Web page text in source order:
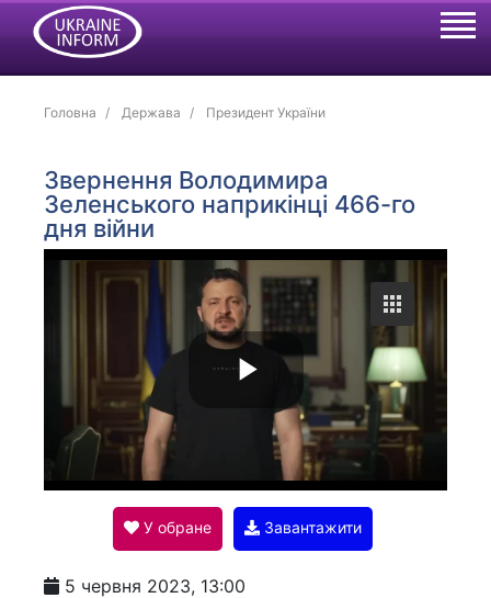
Головна Держава Президент України
Звернення Володимира
Зеленського наприкінці 466-го
дня війни
l
a
У обране Завантажити
5 червня 2023, 13:00